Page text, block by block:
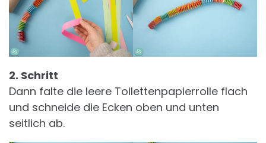
2. Schritt
Dann falte die leere Toilettenpapierrolle flach
und schneide die Ecken oben und unten
seitlich ab.